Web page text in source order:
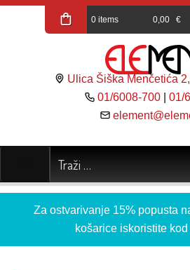
0 items 0,00 €
Ulica Šiška Menčetića
01/6008-700 |01/
Za ostvarivanje 15% popusta
košarice iskoristite kod